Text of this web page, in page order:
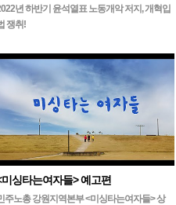
년 하반기 윤석열표 노동개악 저지, 개혁입
쟁취!
미싱타는여자들> 예고편
주노총 강원지역본부 <미싱타는여자들> 상